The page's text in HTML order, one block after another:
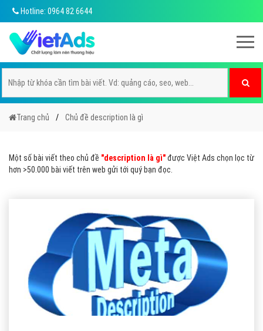
Hotline: 0964 82 6644
Trang chủ Chủ đề description là gì
Một số bài viết theo chủ đề "description là gì"được Việt Ads chọn lọc từ
hơn >50.000 bài viết trên web gửi tới quý bạn đọc.